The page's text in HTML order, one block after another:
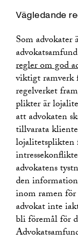
Vägledande
Som advokater
regler om god
viktigt ramverk
regelverket
plikter är
att advokaten
tillvarata
lojalitetsplikten
advokatens
den
inom ramen
advokat inte
bli föremål för